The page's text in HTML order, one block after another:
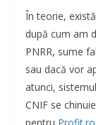
În teorie,
după cum am
PNRR, sume
sau dacă vor
atunci,
CNIF se